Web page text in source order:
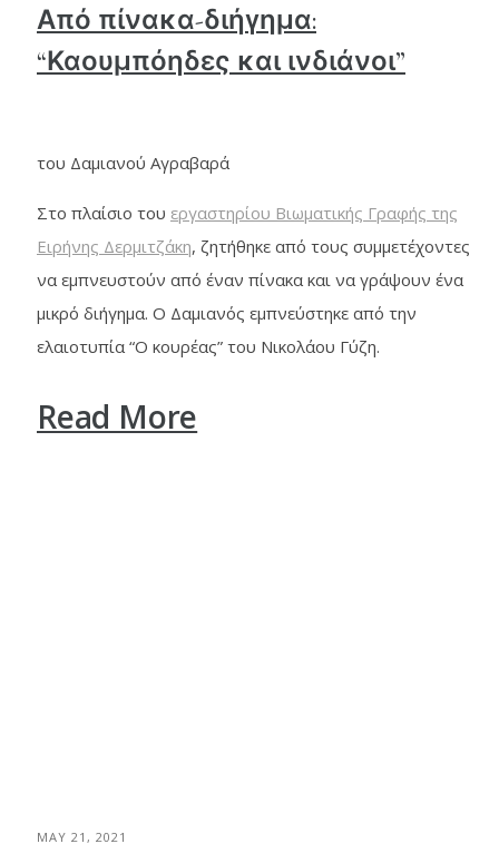
Από πίνακα-διήγημα:
“Καουμπόηδες και ινδιάνοι”
του Δαμιανού Αγραβαρά
Στο πλαίσιο του εργαστηρίου Βιωματικής Γραφής της
Ειρήνης Δερμιτζάκη, ζητήθηκε από τους συμμετέχοντες
να εμπνευστούν από έναν πίνακα και να γράψουν ένα
μικρό διήγημα. Ο Δαμιανός εμπνεύστηκε από την
ελαιοτυπία “Ο κουρέας” του Νικολάου Γύζη.
Read More
MAY 21, 2021